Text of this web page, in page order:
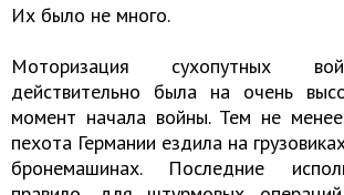
Их было не много.
Моторизация сухопутных
действительно была на очень
момент начала войны. Тем не
пехота Германии ездила на
бронемашинах. Последние